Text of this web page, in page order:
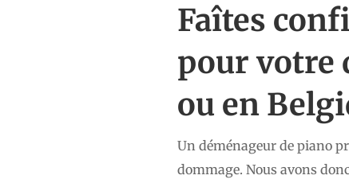
Faîtes
pour votre
ou en
Un déménageur de piano
dommage. Nous avons